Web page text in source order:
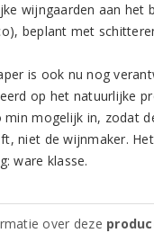
wijngaarden aan het
beplant met
is ook nu nog
op het natuurlijke
mogelijk in, zodat
niet de wijnmaker.
ware klasse.
over deze